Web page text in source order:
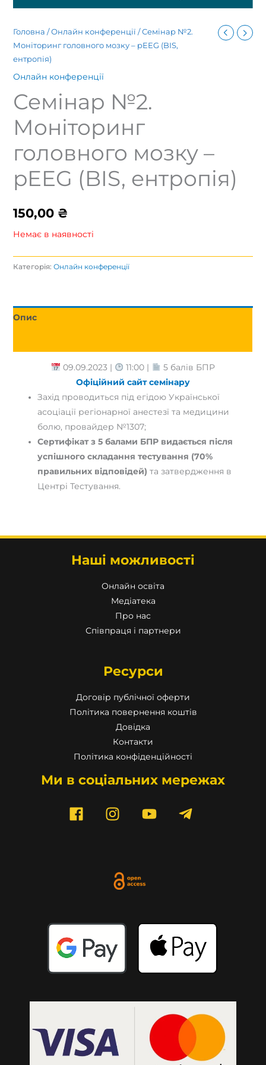
Головна /Онлайн конференції / Семінар №2.
Моніторинг головного мозку – pEEG (BIS,
ентропія)
Онлайн конференції
Семінар №2.
Моніторинг
головного мозку –
pEEG (BIS, ентропія)
150,00 ₴
Немає в наявності
Категорія:Онлайн конференції
Опис
09.09.2023 | 11:00 |
5 балів БПР
Офіційний сайт семінару
Захід проводиться під егідою Української
асоціації регіонарної анестезї та медицини
болю, провайдер №1307;
Сертифікат з 5 балами БПР видається після
успішного складання тестування (70%
правильних відповідей) та затвердження в
Центрі Тестування.
Наші можливості
Онлайн освіта
Медіатека
Про нас
Співпраця і партнери
Ресурси
Договір публічної оферти
Політика повернення коштів
Довідка
Контакти
Політика конфіденційності
Ми в соціальних мережах